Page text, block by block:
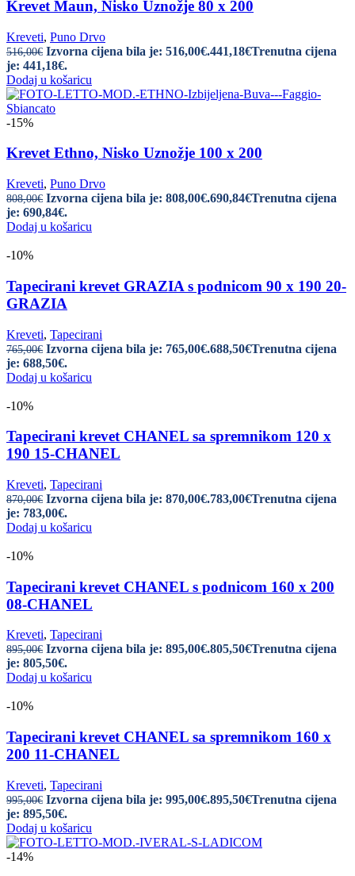
Krevet Maun, Nisko Uznožje 80 x 200
Kreveti, Puno Drvo
516,00€ Izvorna cijena bila je: 516,00€.441,18€Trenutna cijena
je: 441,18€.
Dodaj u košaricu
-15%
Krevet Ethno, Nisko Uznožje 100 x 200
Kreveti, Puno Drvo
808,00€ Izvorna cijena bila je: 808,00€.690,84€Trenutna cijena
je: 690,84€.
Dodaj u košaricu
-10%
Tapecirani krevet GRAZIA s podnicom 90 x 190 20-
GRAZIA
Kreveti, Tapecirani
765,00€ Izvorna cijena bila je: 765,00€.688,50€Trenutna cijena
je: 688,50€.
Dodaj u košaricu
-10%
Tapecirani krevet CHANEL sa spremnikom 120 x
190 15-CHANEL
Kreveti, Tapecirani
870,00€ Izvorna cijena bila je: 870,00€.783,00€Trenutna cijena
je: 783,00€.
Dodaj u košaricu
-10%
Tapecirani krevet CHANEL s podnicom 160 x 200
08-CHANEL
Kreveti, Tapecirani
895,00€ Izvorna cijena bila je: 895,00€.805,50€Trenutna cijena
je: 805,50€.
Dodaj u košaricu
-10%
Tapecirani krevet CHANEL sa spremnikom 160 x
200 11-CHANEL
Kreveti, Tapecirani
995,00€ Izvorna cijena bila je: 995,00€.895,50€Trenutna cijena
je: 895,50€.
Dodaj u košaricu
-14%